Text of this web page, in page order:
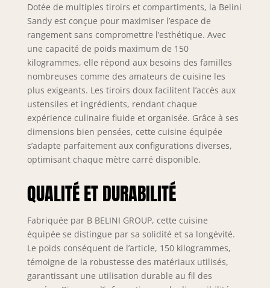
gamme Nexus en
finition graphite,
dotés de la
technologie Soft-
Close, assurent
une fermeture
douce et
silencieuse.
Complétés par des
charnières Soft-
Close et des vérins
à gaz pour portes
et abattants.
000 cycles pour
une durabilité
SYSTÈME NEXUS
RANGE-COUVERTS
& ORGANISATION –
Organisation
intégrée des
couverts en
Dotée de multiples tiroirs et compartiments, la Belini
Sandy est conçue pour maximiser l’espace de
rangement sans compromettre l’esthétique. Avec
une capacité de poids maximum de 150
kilogrammes, elle répond aux besoins des familles
nombreuses comme des amateurs de cuisine les
plus exigeants. Les tiroirs doux facilitent l’accès aux
ustensiles et ingrédients, rendant chaque
expérience culinaire fluide et organisée. Grâce à ses
dimensions bien pensées, cette cuisine équipée
s’adapte parfaitement aux configurations diverses,
optimisant chaque mètre carré disponible.
QUALITÉ ET DURABILITÉ
Fabriquée par B BELINI GROUP, cette cuisine
équipée se distingue par sa solidité et sa longévité.
Le poids conséquent de l’article, 150 kilogrammes,
témoigne de la robustesse des matériaux utilisés,
garantissant une utilisation durable au fil des